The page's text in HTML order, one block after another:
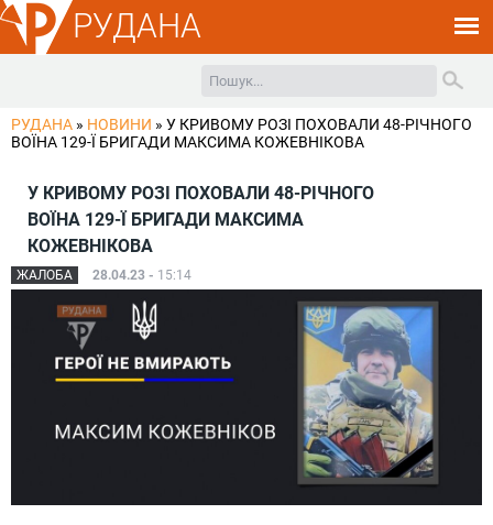
РУДАНА
РУДАНА » НОВИНИ » У КРИВОМУ РОЗІ ПОХОВАЛИ 48-РІЧНОГО
ВОЇНА 129-Ї БРИГАДИ МАКСИМА КОЖЕВНІКОВА
У КРИВОМУ РОЗІ ПОХОВАЛИ 48-РІЧНОГО
ВОЇНА 129-Ї БРИГАДИ МАКСИМА
КОЖЕВНІКОВА
ЖАЛОБА 28.04.23 - 15:14